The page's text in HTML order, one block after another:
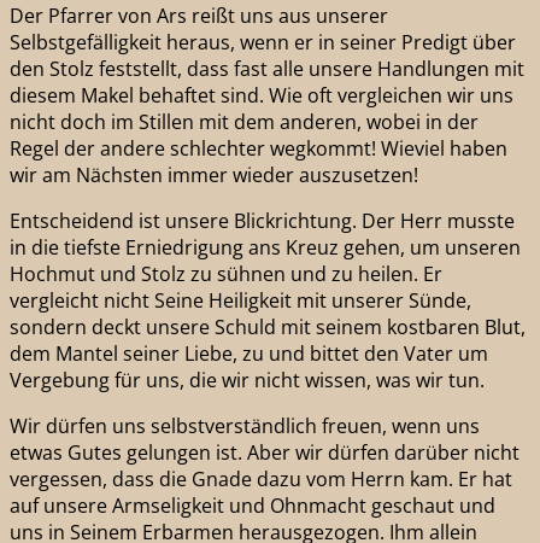
Der Pfarrer von Ars reißt uns aus unserer
Selbstgefälligkeit heraus, wenn er in seiner Predigt über
den Stolz feststellt, dass fast alle unsere Handlungen mit
diesem Makel behaftet sind. Wie oft vergleichen wir uns
nicht doch im Stillen mit dem anderen, wobei in der
Regel der andere schlechter wegkommt! Wieviel haben
wir am Nächsten immer wieder auszusetzen!
Entscheidend ist unsere Blickrichtung. Der Herr musste
in die tiefste Erniedrigung ans Kreuz gehen, um unseren
Hochmut und Stolz zu sühnen und zu heilen. Er
vergleicht nicht Seine Heiligkeit mit unserer Sünde,
sondern deckt unsere Schuld mit seinem kostbaren Blut,
dem Mantel seiner Liebe, zu und bittet den Vater um
Vergebung für uns, die wir nicht wissen, was wir tun.
Wir dürfen uns selbstverständlich freuen, wenn uns
etwas Gutes gelungen ist. Aber wir dürfen darüber nicht
vergessen, dass die Gnade dazu vom Herrn kam. Er hat
auf unsere Armseligkeit und Ohnmacht geschaut und
uns in Seinem Erbarmen herausgezogen. Ihm allein